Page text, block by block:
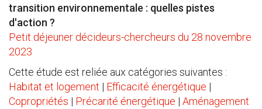
transition environnementale : quelles pistes
d'action ?
Petit déjeuner décideurs-chercheurs du 28 novembre
2023
Cette étude est reliée aux catégories suivantes :
Habitat et logement | Efficacité énergétique |
Copropriétés | Précarité énergétique | Aménagement